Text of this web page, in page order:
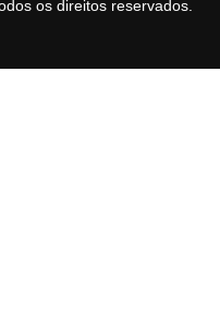
os direitos reservados.